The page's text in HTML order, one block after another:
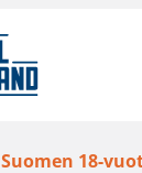
Suomen 18-